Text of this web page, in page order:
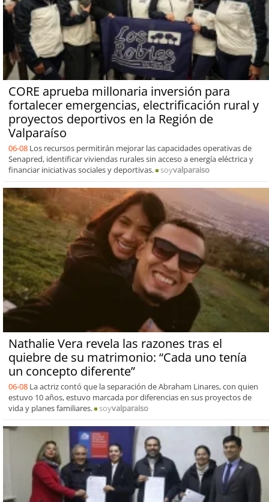
CORE aprueba millonaria inversión para
fortalecer emergencias, electrificación rural y
proyectos deportivos en la Región de
Valparaíso
06-08 Los recursos permitirán mejorar las capacidades operativas de
Senapred, identificar viviendas rurales sin acceso a energía eléctrica y
financiar iniciativas sociales y deportivas.
soyvalparaiso
Nathalie Vera revela las razones tras el
quiebre de su matrimonio: “Cada uno tenía
un concepto diferente”
06-08 La actriz contó que la separación de Abraham Linares, con quien
estuvo 10 años, estuvo marcada por diferencias en sus proyectos de
vida y planes familiares.
soyvalparaiso